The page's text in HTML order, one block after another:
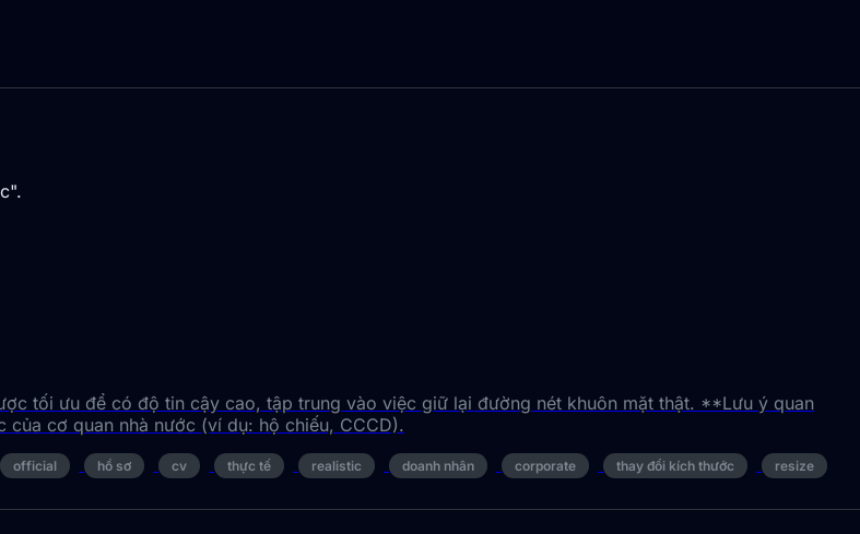
tối ưu để có độ tin cậy cao, tập trung vào việc giữ lại đường nét khuôn mặt thật. **Lưu ý quan
cơ quan nhà nước (ví dụ: hộ chiếu, CCCD).
official hồ sơ cv thực tế realistic doanh nhân corporate thay đổi kích thước resize